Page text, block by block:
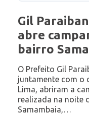
Gil
abre
bairro
O Prefeito Gil
juntamente com o
Lima, abriram a
realizada na noite
Samambaia,…